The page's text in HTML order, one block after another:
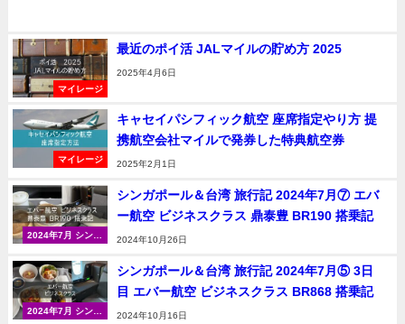
マイレージ
最近のポイ活 JALマイルの貯め方 2025
2025年4月6日
マイレージ
キャセイパシフィック航空 座席指定やり方 提
携航空会社マイルで発券した特典航空券
2025年2月1日
2024年7月 シンガ
北）
シンガポール＆台湾 旅行記 2024年7月⑦ エバ
ー航空 ビジネスクラス 鼎泰豊 BR190 搭乗記
2024年10月26日
2024年7月 シンガ
シンガポール＆台湾 旅行記 2024年7月⑤ 3日
目 エバー航空 ビジネスクラス BR868 搭乗記
2024年10月16日